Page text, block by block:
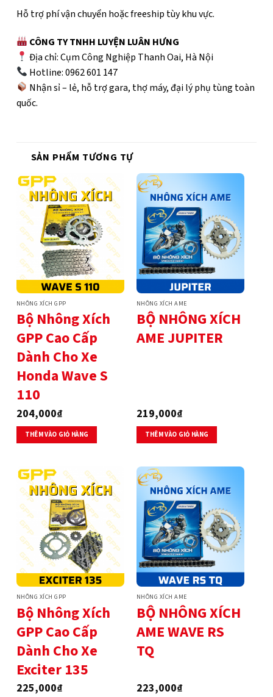
Hỗ trợ phí vận chuyển hoặc freeship tùy khu vực.
CÔNG TY TNHH LUYỆN LUÂN HƯNG
Địa chỉ: Cụm Công Nghiệp Thanh Oai, Hà Nội
Hotline: 0962 601 147
Nhận sỉ – lẻ, hỗ trợ gara, thợ máy, đại lý phụ tùng toàn
quốc.
SẢN PHẨM TƯƠNG TỰ
NHÔNG XÍCH GPP
Bộ Nhông Xích
GPP Cao Cấp
Dành Cho Xe
Honda Wave S
110
204,000₫
THÊM VÀO GIỎ HÀNG
NHÔNG XÍCH AME
BỘ NHÔNG XÍCH
AME JUPITER
219,000₫
THÊM VÀO GIỎ HÀNG
NHÔNG XÍCH GPP
Bộ Nhông Xích
GPP Cao Cấp
Dành Cho Xe
Exciter 135
225,000₫
NHÔNG XÍCH AME
BỘ NHÔNG XÍCH
AME WAVE RS
TQ
223,000₫